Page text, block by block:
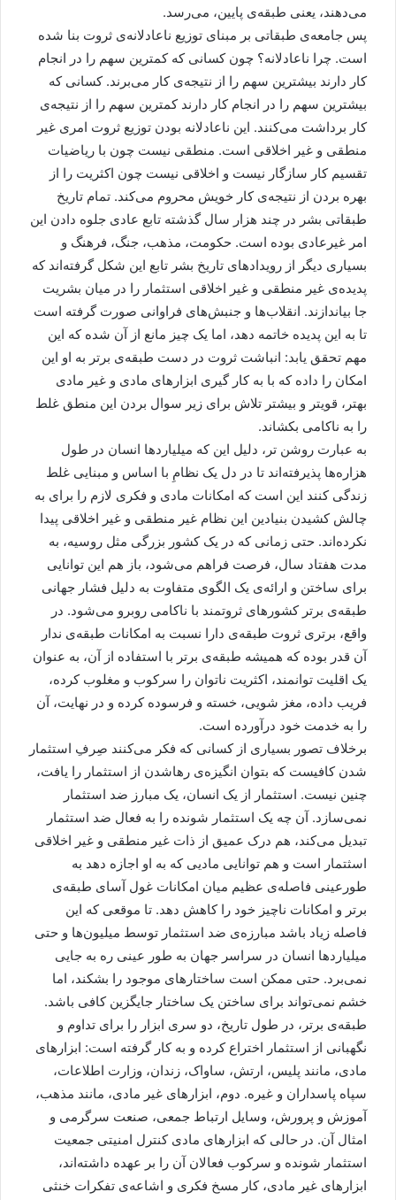
می‌دهند، یعنی طبقه‌ی پایین، می‌رسد.
پس جامعه‌ی طبقاتی بر مبنای توزیع ناعادلانه‌ی ثروت بنا شده
است. چرا ناعادلانه؟ چون کسانی که کمترین سهم را در انجام
کار دارند بیشترین سهم را از نتیجه‌ی کار می‌برند. کسانی که
بیشترین سهم را در انجام کار دارند کمترین سهم را از نتیجه‌ی
کار برداشت می‌کنند. این ناعادلانه بودن توزیع ثروت امری غیر
منطقی و غیر اخلاقی است. منطقی نیست چون با ریاضیات
تقسیم کار سازگار نیست و اخلاقی نیست چون اکثریت را از
بهره بردن از نتیجه‌ی کار خویش محروم می‌کند. تمام تاریخ
طبقاتی بشر در چند هزار سال گذشته تابع عادی جلوه دادن این
امر غیرعادی بوده است. حکومت، مذهب، جنگ، فرهنگ و
بسیاری دیگر از رویدادهای تاریخ بشر تابع این شکل گرفته‌اند که
پدیده‌ی غیر منطقی و غیر اخلاقی استثمار را در میان بشریت
جا بیاندازند. انقلاب‌ها و جنبش‌های فراوانی صورت گرفته است
تا به این پدیده خاتمه دهد، اما یک چیز مانع از آن شده که این
مهم تحقق یابد: انباشت ثروت در دست طبقه‌ی برتر به او این
امکان را داده که با به کار گیری ابزارهای مادی و غیر مادی
بهتر، قویتر و بیشتر تلاش برای زیر سوال بردن این منطق غلط
را به ناکامی بکشاند.
به عبارت روشن تر، دلیل این که میلیاردها انسان در طول
هزاره‌ها پذیرفته‌اند تا در دل یک نظامِ با اساس و مبنایی غلط
زندگی کنند این است که امکانات مادی و فکری لازم را برای به
چالش کشیدن بنیادین این نظام غیر منطقی و غیر اخلاقی پیدا
نکرده‌اند. حتی زمانی که در یک کشور بزرگی مثل روسیه، به
مدت هفتاد سال، فرصت فراهم می‌شود، باز هم این توانایی
برای ساختن و ارائه‌ی یک الگوی متفاوت به دلیل فشار جهانی
طبقه‌ی برتر کشورهای ثروتمند با ناکامی روبرو می‌شود. در
واقع، برتری ثروت طبقه‌ی دارا نسبت به امکانات طبقه‌ی ندار
آن قدر بوده که همیشه طبقه‌ی برتر با استفاده از آن، به عنوان
یک اقلیت توانمند، اکثریت ناتوان را سرکوب و مغلوب کرده،
فریب داده، مغز شویی، خسته و فرسوده کرده و در نهایت، آن
را به خدمت خود درآورده است.
برخلاف تصور بسیاری از کسانی که فکر می‌کنند صِرفِ استثمار
شدن کافیست که بتوان انگیزه‌ی رهاشدن از استثمار را یافت،
چنین نیست. استثمار از یک انسان، یک مبارز ضد استثمار
نمی‌سازد. آن چه یک استثمار شونده را به فعال ضد استثمار
تبدیل می‌کند، هم درک عمیق از ذات غیر منطقی و غیر اخلاقی
اسثتمار است و هم توانایی مادیی که به او اجازه دهد به
طورعینی فاصله‌ی عظیم میان امکانات غول آسای طبقه‌ی
برتر و امکانات ناچیز خود را کاهش دهد. تا موقعی که این
فاصله زیاد باشد مبارزه‌ی ضد استثمار توسط میلیون‌ها و حتی
میلیاردها انسان در سراسر جهان به طور عینی ره به جایی
نمی‌برد. حتی ممکن است ساختارهای موجود را بشکند، اما
خشم نمی‌تواند برای ساختن یک ساختار جایگزین کافی باشد.
طبقه‌ی برتر، در طول تاریخ، دو سری ابزار را برای تداوم و
نگهبانی از استثمار اختراع کرده و به کار گرفته است: ابزارهای
مادی، مانند پلیس، ارتش، ساواک، زندان، وزارت اطلاعات،
سپاه پاسداران و غیره. دوم، ابزارهای غیر مادی، مانند مذهب،
آموزش و پرورش، وسایل ارتباط جمعی، صنعت سرگرمی و
امثال آن. در حالی که ابزارهای مادی کنترل امنیتی جمعیت
استثمار شونده و سرکوب فعالان آن را بر عهده داشته‌اند،
ابزارهای غیر مادی، کار مسخ فکری و اشاعه‌ی تفکرات خنثی